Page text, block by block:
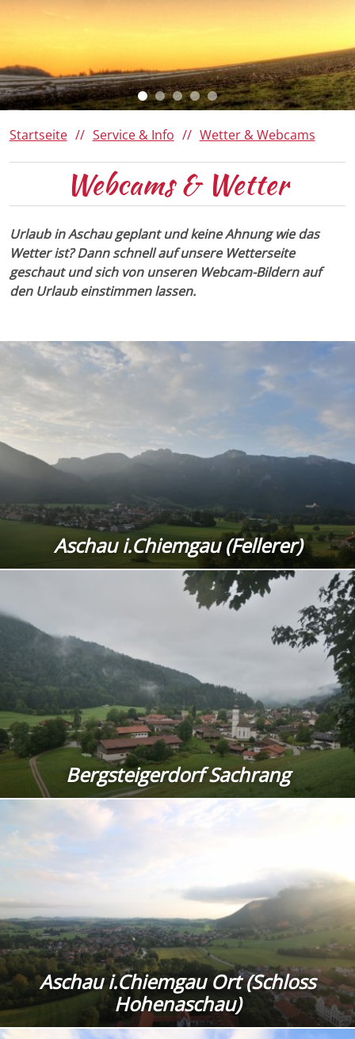
Startseite Service & Info Wetter & Webcams
Webcams & Wetter
Urlaub in Aschau geplant und keine Ahnung wie das
Wetter ist? Dann schnell auf unsere Wetterseite
geschaut und sich von unseren Webcam-Bildern auf
den Urlaub einstimmen lassen.
Aschau i.Chiemgau (Fellerer)
Bergsteigerdorf Sachrang
Aschau i.Chiemgau Ort (Schloss
Hohenaschau)
150 Jahre Familie von Cramer-
Klett
Ausflugsziele
Winter
Panoramen 360°
Barrierefreies Aschau